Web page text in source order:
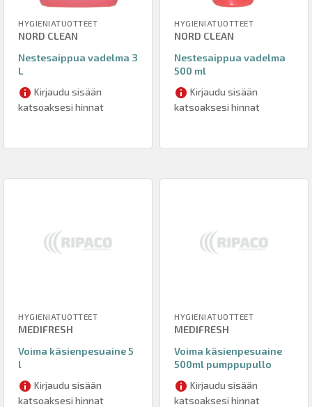
HYGIENIATUOTTEET
NORD CLEAN
Nestesaippua vadelma 3
L
Kirjaudu sisään
katsoaksesi hinnat
HYGIENIATUOTTEET
NORD CLEAN
Nestesaippua vadelma
500 ml
Kirjaudu sisään
katsoaksesi hinnat
HYGIENIATUOTTEET
MEDIFRESH
Voima käsienpesuaine 5
l
Kirjaudu sisään
katsoaksesi hinnat
HYGIENIATUOTTEET
MEDIFRESH
Voima käsienpesuaine
500ml pumppupullo
Kirjaudu sisään
katsoaksesi hinnat